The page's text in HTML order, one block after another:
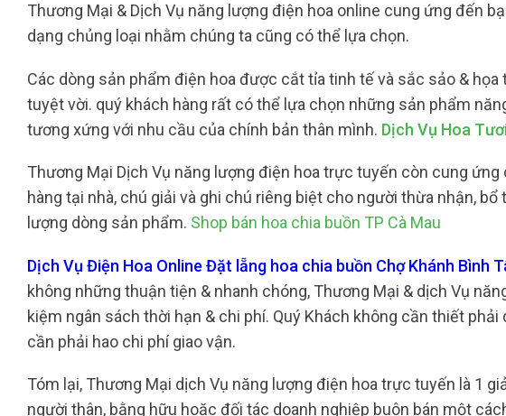
Thương Mại & Dịch Vụ năng lượng điện hoa online cung ứng đến
dạng chủng loại nhằm chúng ta cũng có thể lựa chọn.
Các dòng sản phẩm điện hoa được cắt tỉa tinh tế và sắc sảo &
tuyệt vời. quý khách hàng rất có thể lựa chọn những sản phẩm
tương xứng với nhu cầu của chính bản thân mình. Dịch Vụ Hoa
Thương Mại Dịch Vụ năng lượng điện hoa trực tuyến còn cung
hàng tại nhà, chú giải và ghi chú riêng biệt cho người thừa nhận,
lượng dòng sản phẩm. Shop bán hoa chia buồn TP Cà Mau
Dịch Vụ Điện Hoa Online Đặt lẵng hoa chia buồn Chợ Khánh Bình
không những thuận tiện & nhanh chóng, Thương Mại & dịch Vụ
kiệm ngân sách thời hạn & chi phí. Quý Khách không cần thiết
cần phải hao chi phí giao vận.
Tóm lại, Thương Mại dịch Vụ năng lượng điện hoa trực tuyến là 1
người thân, bằng hữu hoặc đối tác doanh nghiệp buôn bán một